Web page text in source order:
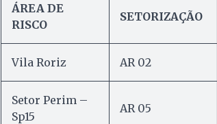
ÁREA DE
RISCO
SETORIZAÇÃO
Vila Roriz AR 02
Setor Perim –
Sp15
AR 05